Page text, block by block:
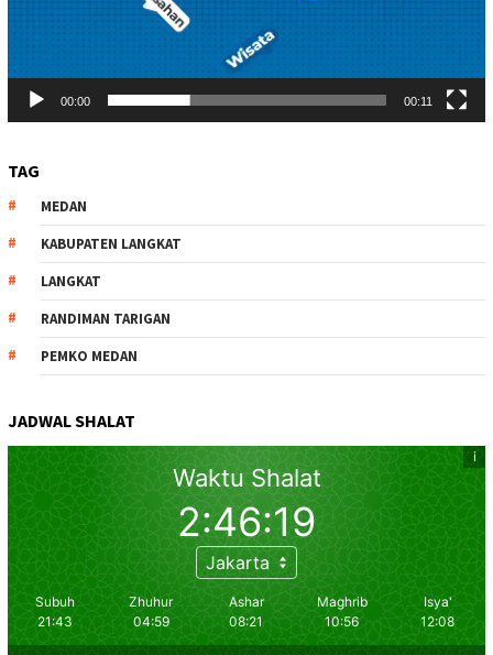
00:00 00:11
TAG
MEDAN
KABUPATEN LANGKAT
LANGKAT
RANDIMAN TARIGAN
PEMKO MEDAN
JADWAL SHALAT